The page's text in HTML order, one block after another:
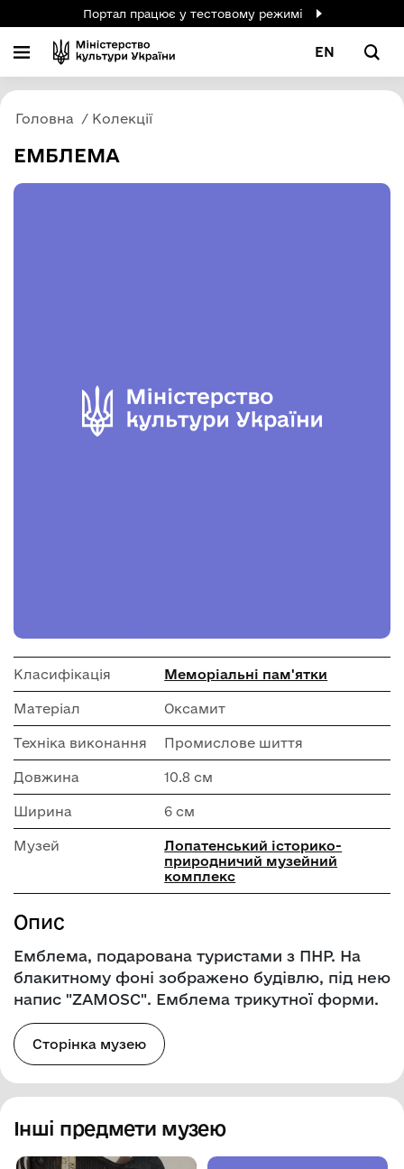
Портал працює у тестовому режимі
EN
Головна Колекції
ЕМБЛЕМА
Класифікація Меморіальні пам'ятки
Матеріал Оксамит
Техніка виконання Промислове шиття
Довжина 10.8 см
Ширина 6 см
Музей
Лопатенський історико-
природничий музейний
комплекс
Опис
Емблема, подарована туристами з ПНР. На
блакитному фоні зображено будівлю, під нею
напис "ZAMOSC". Емблема трикутної форми.
Сторінка музею
Інші предмети музею